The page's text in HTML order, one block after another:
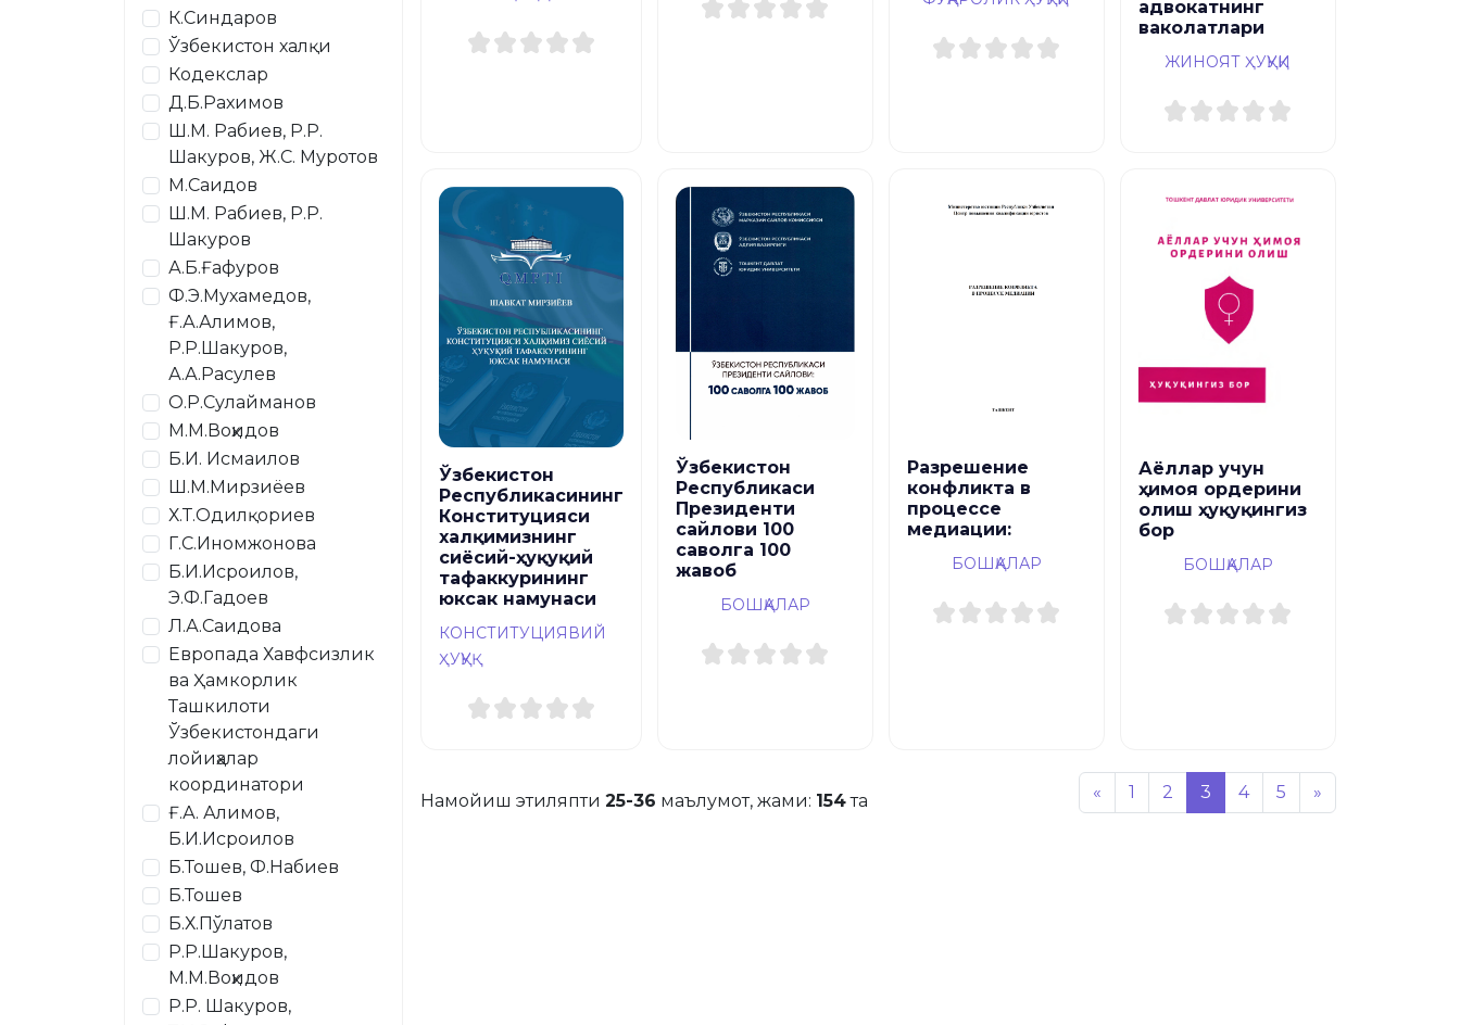
К.Синдаров
Ўзбекистон халқи
Кодекслар
Д.Б.Рахимов
Ш.М. Рабиев, Р.Р.
Шакуров, Ж.С. Муротов
М.Саидов
Ш.М. Рабиев, Р.Р.
Шакуров
А.Б.Ғафуров
Ф.Э.Мухамедов,
Ғ.А.Алимов,
Р.Р.Шакуров,
А.А.Расулев
О.Р.Сулайманов
М.М.Воҳидов
Б.И. Исмаилов
Ш.М.Мирзиёев
Х.Т.Одилқориев
Г.С.Иномжонова
Б.И.Исроилов,
Э.Ф.Гадоев
Л.А.Саидова
Европада Хавфсизлик
ва Ҳамкорлик
Ташкилоти
Ўзбекистондаги
лойиҳалар
координатори
Ғ.А. Алимов,
Б.И.Исроилов
Б.Тошев, Ф.Набиев
Б.Тошев
Б.Х.Пўлатов
Р.Р.Шакуров,
М.М.Воҳидов
Р.Р. Шакуров,
адвокатнинг
ваколатлари
ЖИНОЯТ ҲУҚУҚИ
Ўзбекистон
Республикасининг
Конституцияси
халқимизнинг
сиёсий-ҳуқуқий
тафаккурининг
юксак намунаси
КОНСТИТУЦИЯВИЙ
ҲУҚУҚ
Ўзбекистон
Республикаси
Президенти
сайлови 100
саволга 100
жавоб
БОШҚАЛАР
Разрешение
конфликта в
процессе
медиации:
БОШҚАЛАР
Аёллар учун
ҳимоя ордерини
олиш ҳуқуқингиз
бор
БОШҚАЛАР
Намойиш этиляпти 25-36 маълумот, жами: 154та « 1 2 3 4 5 »